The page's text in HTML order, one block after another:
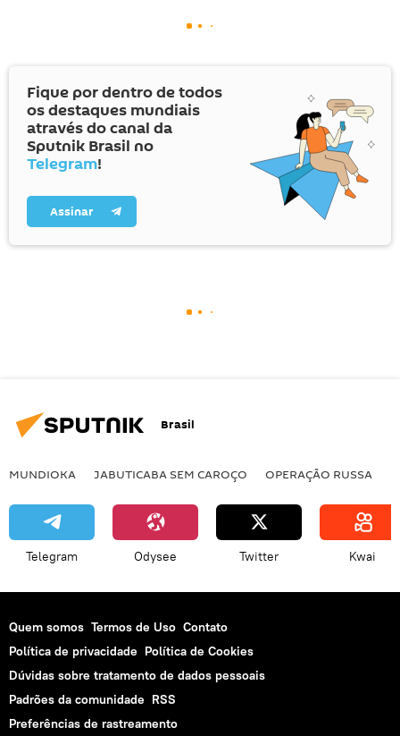
Fique por dentro de todos
os destaques mundiais
através do canal da
Sputnik Brasil no
Telegram!
Assinar
Brasil
MUNDIOKA JABUTICABA SEM CAROÇO OPERAÇÃO RUSSA
Telegram Odysee Twitter Kwai
Quem somos Termos de Uso Contato
Política de privacidade Política de Cookies
Dúvidas sobre tratamento de dados pessoais
Padrões da comunidade RSS
Preferências de rastreamento